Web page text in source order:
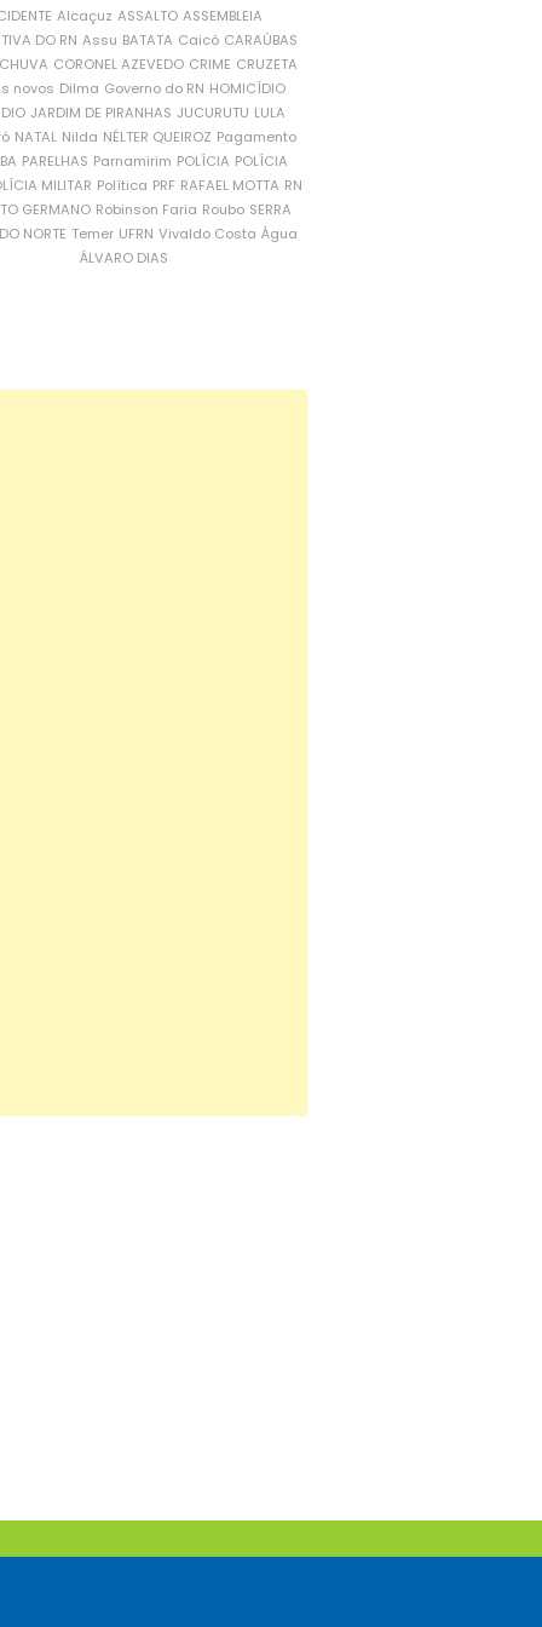
Alcaçuz ASSALTO ASSEMBLEIA
DO RN Assu BATATA Caicó CARAÚBAS
CORONEL AZEVEDO CRIME CRUZETA
novos Dilma Governo do RN HOMICÍDIO
JARDIM DE PIRANHAS JUCURUTU LULA
NATAL Nilda NÉLTER QUEIROZ Pagamento
PARELHAS Parnamirim POLÍCIA POLÍCIA
MILITAR Política PRF RAFAEL MOTTA RN
GERMANO Robinson Faria Roubo SERRA
NORTE Temer UFRN Vivaldo Costa Água
ÁLVARO DIAS